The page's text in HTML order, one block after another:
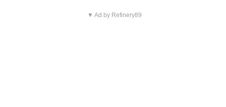
▼ Ad by Refinery89